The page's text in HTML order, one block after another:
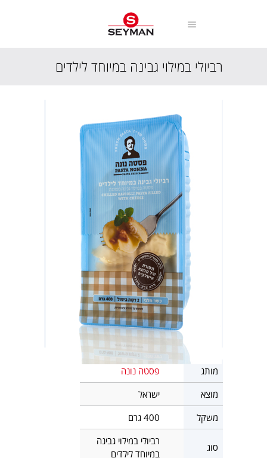
רביולי במילוי גבינה במיוחד לילדים
מותג
פסטה נונה
מוצא
ישראל
משקל
400 גרם
סוג
רביולי במילוי גבינה
במיוחד לילדים